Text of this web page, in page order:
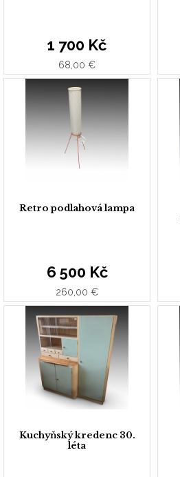
1 700 Kč
68,00 €
Retro podlahová lampa
6 500 Kč
260,00 €
Kuchyňský kredenc 30.
léta